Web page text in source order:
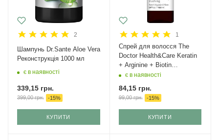
2
Шампунь Dr.Sante Aloe Vera
Реконструкція 1000 мл
є в наявності
339,15 грн.
399,00грн. -15%
КУПИТИ
1
Спрей для волосся The
Doctor Health&Care Keratin
+ Arginine + Biotin
Максимум енергії 150 мл
є в наявності
84,15грн.
99,00грн. -15%
КУПИТИ